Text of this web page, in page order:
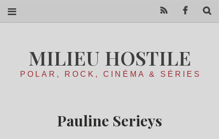
MILIEU HOSTILE
POLAR, ROCK, CINÉMA & SÉRIES
Pauline Serieys
RSS